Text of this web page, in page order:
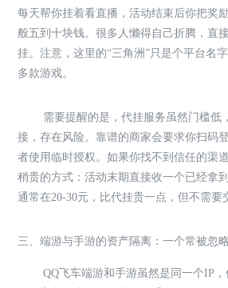
每天帮你挂着看直播，活动结束后你把奖
般五到十块钱。很多人懒得自己折腾，直
挂。注意，这里的“三角洲”只是个平台名
多款游戏。
需要提醒的是，代挂服务虽然门槛低
接，存在风险。靠谱的商家会要求你扫码
者使用临时授权。如果你找不到信任的渠
稍贵的方式：活动末期直接收一个已经拿
通常在20-30元，比代挂贵一点，但不需要
三、端游与手游的资产隔离：一个常被忽
QQ飞车端游和手游虽然是同一个IP